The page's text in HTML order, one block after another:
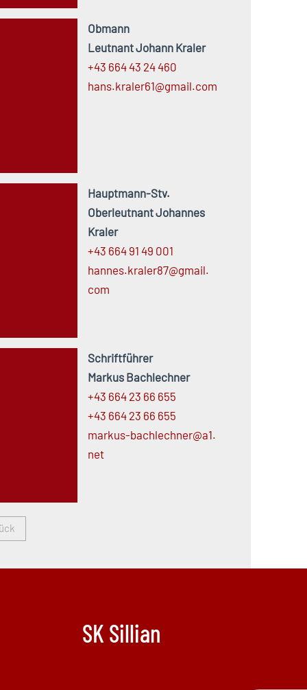
Obmann
Leutnant Johann Kraler
+43 664 43 24 460
hans.kraler61@gmail.com
Hauptmann-Stv.
Oberleutnant Johannes
Kraler
+43 664 91 49 001
hannes.kraler87@gmail.
com
Schriftführer
Markus Bachlechner
+43 664 23 66 655
+43 664 23 66 655
markus-bachlechner@a1.
net
SK Sillian